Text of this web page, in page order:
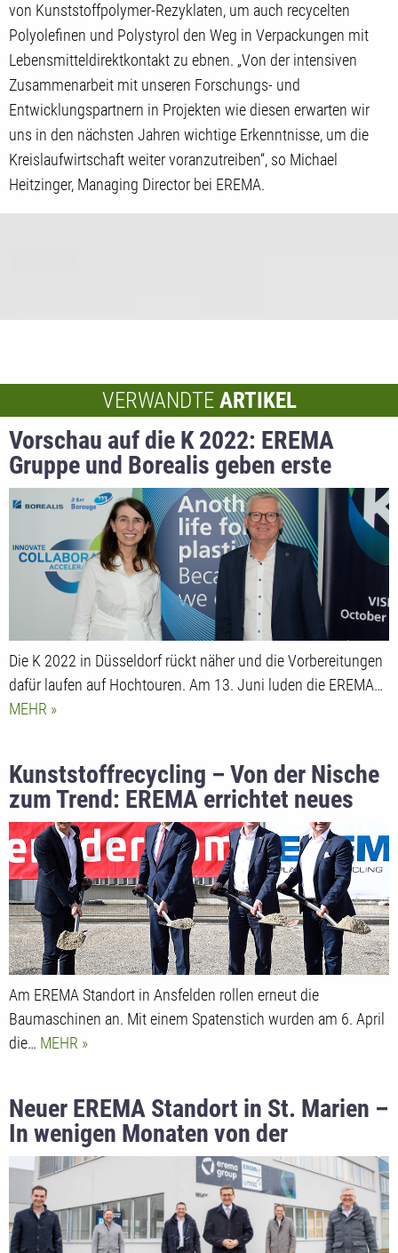
von Kunststoffpolymer-Rezyklaten, um auch recycelten
Polyolefinen und Polystyrol den Weg in Verpackungen mit
Lebensmitteldirektkontakt zu ebnen. „Von der intensiven
Zusammenarbeit mit unseren Forschungs- und
Entwicklungspartnern in Projekten wie diesen erwarten wir
uns in den nächsten Jahren wichtige Erkenntnisse, um die
Kreislaufwirtschaft weiter voranzutreiben“, so Michael
Heitzinger, Managing Director bei EREMA.
VERWANDTE ARTIKEL
Vorschau auf die K 2022: EREMA
Gruppe und Borealis geben erste
Einblicke in Themen, Aktivitäten und
Highlights, die sie in Düsseldorf
präsentieren werden
Die K 2022 in Düsseldorf rückt näher und die Vorbereitungen
dafür laufen auf Hochtouren. Am 13. Juni luden die EREMA…
MEHR
Kunststoffrecycling – Von der Nische
zum Trend: EREMA errichtet neues
R&D Zentrum für innovative
Recyclingtechnologien
Am EREMA Standort in Ansfelden rollen erneut die
Baumaschinen an. Mit einem Spatenstich wurden am 6. April
die… MEHR
Neuer EREMA Standort in St. Marien –
In wenigen Monaten von der
Standortreserve zur
Produktionsstätte